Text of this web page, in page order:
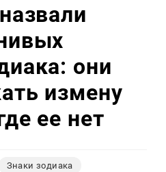
они
измену
ее нет
Знаки зодиака